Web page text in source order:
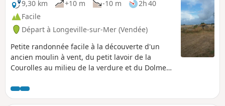
9,30 km
+10 m -10 m
2h 40
Facile
Départ à Longeville-sur-Mer (Vendée)
Petite randonnée facile à la découverte d'un
ancien moulin à vent, du petit lavoir de la
Courolles au milieu de la verdure et du Dolmen
la Plage du Bouil sur la commune de Longeville.